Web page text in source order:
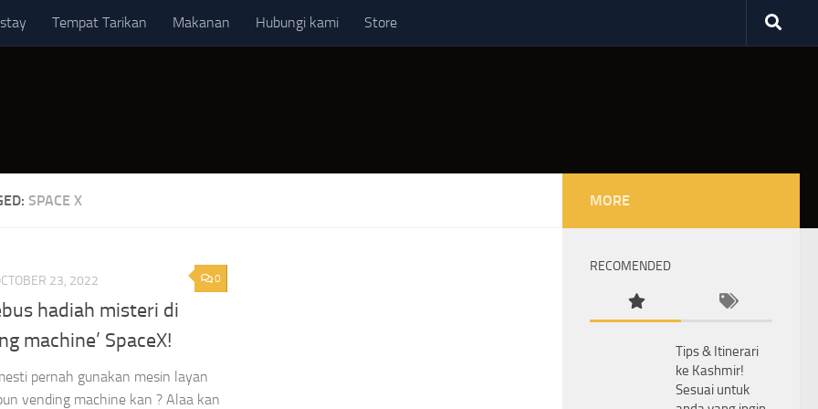
Tempat Tarikan Makanan Hubungi kami Store
SPACE X
0
23, 2022
hadiah misteri di
machine’ SpaceX!
pernah gunakan mesin layan
vending machine kan ? Alaa kan
MORE
RECOMENDED
Tips & Itinerari
ke Kashmir!
Sesuai untuk